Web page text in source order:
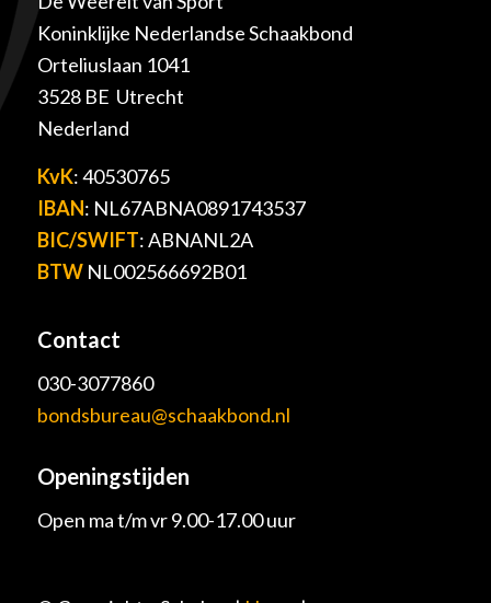
Koninklijke Nederlandse Schaakbond
Orteliuslaan 1041
3528 BE Utrecht
Nederland
KvK: 40530765
IBAN: NL67ABNA0891743537
BIC/SWIFT: ABNANL2A
BTWNL002566692B01
Contact
030-3077860
bondsbureau@schaakbond.nl
Openingstijden
Open ma t/m vr 9.00-17.00 uur